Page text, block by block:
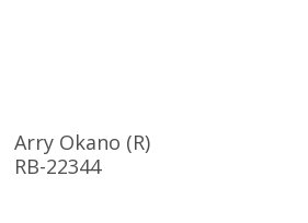
Arry Okano (R)
RB-22344